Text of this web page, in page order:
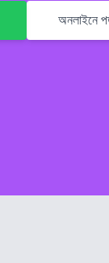
অনলাইনে